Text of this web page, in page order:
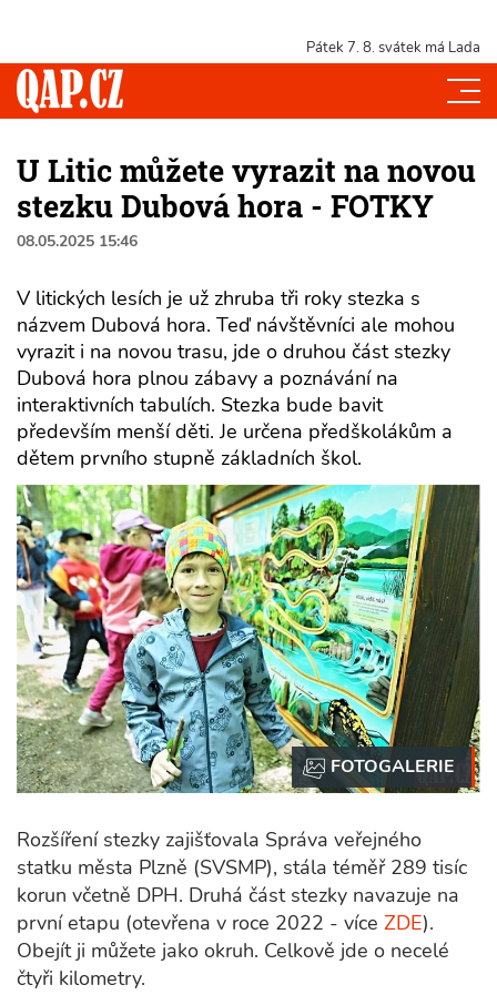
Pátek 7. 8. svátek má Lada
U Litic můžete vyrazit na novou
stezku Dubová hora - FOTKY
08.05.2025 15:46
V litických lesích je už zhruba tři roky stezka s
názvem Dubová hora. Teď návštěvníci ale mohou
vyrazit i na novou trasu, jde o druhou část stezky
Dubová hora plnou zábavy a poznávání na
interaktivních tabulích. Stezka bude bavit
především menší děti. Je určena předškolákům a
dětem prvního stupně základních škol.
Rozšíření stezky zajišťovala Správa veřejného
statku města Plzně (SVSMP), stála téměř 289 tisíc
korun včetně DPH. Druhá část stezky navazuje na
první etapu (otevřena v roce 2022 - více ZDE).
Obejít ji můžete jako okruh. Celkově jde o necelé
čtyři kilometry.